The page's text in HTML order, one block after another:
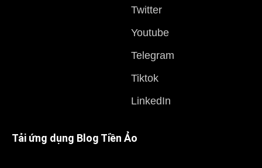
Twitter
Youtube
Telegram
Tiktok
LinkedIn
Tải ứng dụng Blog Tiền Ảo